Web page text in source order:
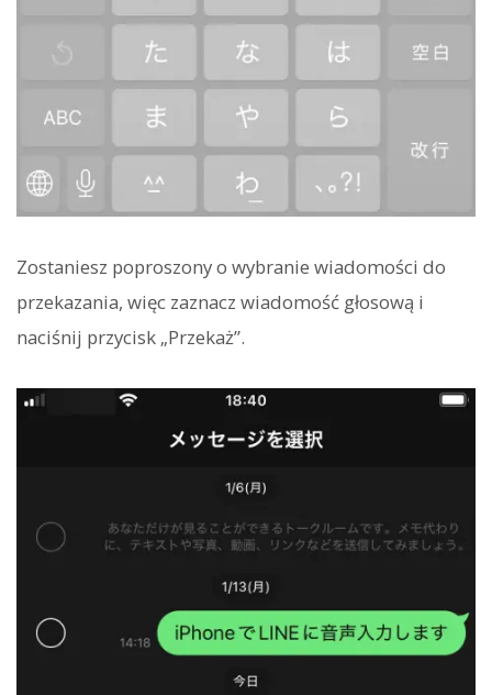
Zostaniesz poproszony o wybranie wiadomości do
przekazania, więc zaznacz wiadomość głosową i
naciśnij przycisk „Przekaż”.